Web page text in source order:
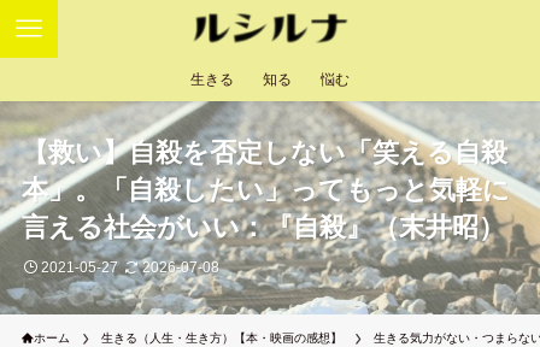
生きる 知る 悩む
【救い】自殺を否定しない「笑える自殺
本」。「自殺したい」ってもっと気軽に
言える社会がいい：『自殺』（末井昭）
2021-05-27 2026-07-08
ホーム 生きる（人生・生き方）【本・映画の感想】 生きる気力がない・つまらな